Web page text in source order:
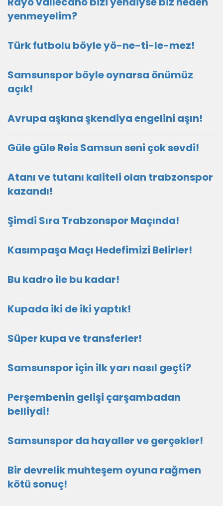
yenmeyelim?
Türk futbolu böyle yö-ne-ti-le-mez!
Samsunspor böyle oynarsa önümüz
açık!
Avrupa aşkına şkendiya engelini aşın!
Güle güle Reis Samsun seni çok sevdi!
Atanı ve tutanı kaliteli olan trabzonspor
kazandı!
Şimdi Sıra Trabzonspor Maçında!
Kasımpaşa Maçı Hedefimizi Belirler!
Bu kadro ile bu kadar!
Kupada iki de iki yaptık!
Süper kupa ve transferler!
Samsunspor için ilk yarı nasıl geçti?
Perşembenin gelişi çarşambadan
belliydi!
Samsunspor da hayaller ve gerçekler!
Bir devrelik muhteşem oyuna rağmen
kötü sonuç!